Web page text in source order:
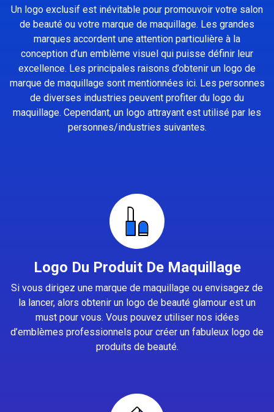
Un logo exclusif est inévitable pour promouvoir votre salon
de beauté ou votre marque de maquillage. Les grandes
marques accordent une attention particulière à la
conception d’un emblème visuel qui puisse définir leur
excellence. Les principales raisons d’obtenir un logo de
marque de maquillage sont mentionnées ici. Les personnes
de diverses industries peuvent profiter du logo du
maquillage. Cependant, un logo attrayant est utilisé par les
personnes/industries suivantes.
Logo Du Produit De Maquillage
Si vous dirigez une marque de maquillage ou envisagez de
la lancer, alors obtenir un logo de beauté glamour est un
must pour vous. Vous pouvez utiliser nos idées
d’emblèmes professionnels pour créer un fabuleux logo de
produits de beauté.